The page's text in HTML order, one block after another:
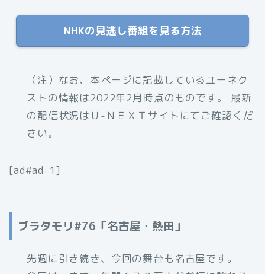
NHKの見逃し番組を見る方法
（注）なお、本ページに記載しているユーネク
ストの情報は2022年2月時点のものです。 最新
の配信状況はＵ-ＮＥＸＴサイトにてご確認くだ
さい。
[ad#ad-1]
ブラタモリ#76「名古屋・熱田」
先週に引き続き、今回の舞台も名古屋です。